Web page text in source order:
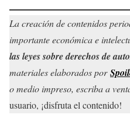
La creación de contenidos
importante económica e
las leyes sobre derechos de
materiales elaborados por
o medio impreso, escriba a
usuario, ¡disfruta el contenido!